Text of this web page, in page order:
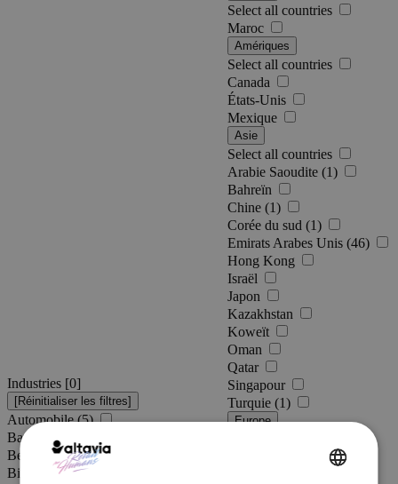
Industries [0]
Automobile (5)
Banque
Beauté (8)
Bien de grande consommation (11)
Select all countries
Maroc
Amériques
Select all countries
Canada
États-Unis
Mexique
Asie
Select all countries
Arabie Saoudite (1)
Bahreïn
Chine (1)
Corée du sud (1)
Emirats Arabes Unis (46)
Hong Kong
Israël
Japon
Kazakhstan
Koweït
Oman
Qatar
Singapour
Turquie (1)
Europe